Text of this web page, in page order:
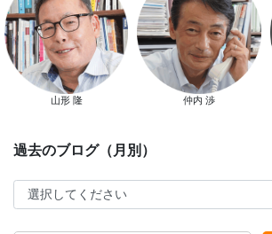
スタッフ別ブログ
山形 隆 仲内 渉